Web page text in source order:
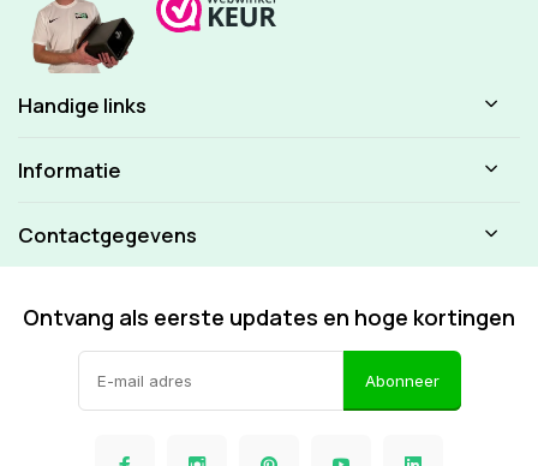
Handige links
Informatie
Contactgegevens
Ontvang als eerste updates en hoge kortingen
Abonneer